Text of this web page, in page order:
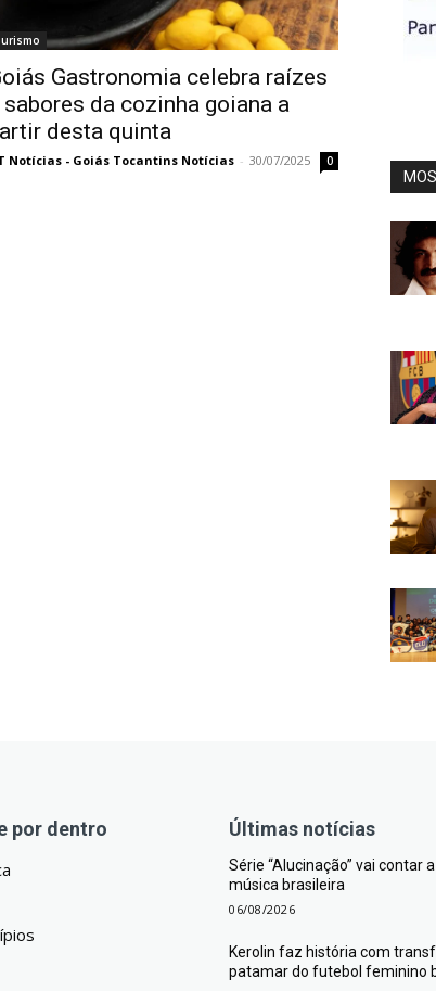
Gastronomia celebra raízes
sabores da cozinha goiana a
desta quinta
Notícias - Goiás Tocantins Notícias - 30/07/2025 0
por dentro Últimas notícias
Série “Alucinação” vai contar
música brasileira
06/08/2026
Kerolin faz história com
patamar do futebol feminino